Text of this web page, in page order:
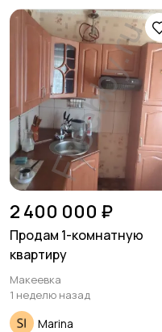
Прочие строения
Гаражи и
машиноместа
2 400 000 ₽
Продам 1-комнатную
квартиру
Макеевка
1 неделю назад
Marina